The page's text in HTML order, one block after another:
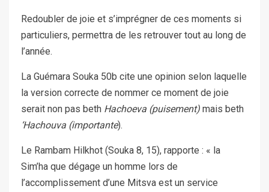
Redoubler de joie et s’imprégner de ces moments si
particuliers, permettra de les retrouver tout au long de
l’année.
La Guémara Souka 50b cite une opinion selon laquelle
la version correcte de nommer ce moment de joie
serait non pas beth Hachoeva (puisement) mais beth
‘Hachouva (importante).
Le Rambam Hilkhot (Souka 8, 15), rapporte : « la
Sim’ha que dégage un homme lors de
l’accomplissement d’une Mitsva est un service